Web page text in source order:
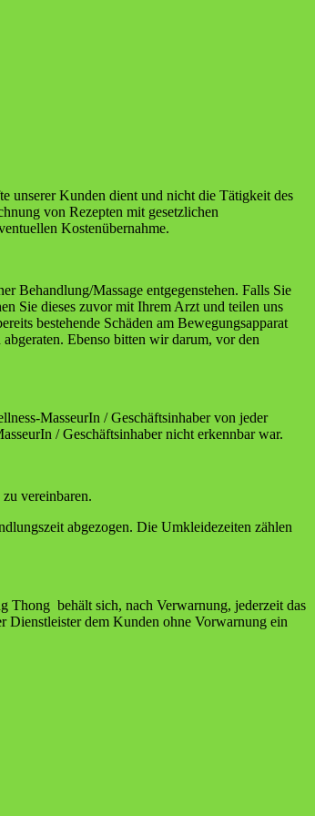
unserer Kunden dient und nicht die Tätigkeit des
von Rezepten mit gesetzlichen
Kostenübernahme.
Behandlung/Massage entgegenstehen. Falls Sie
Sie dieses zuvor mit Ihrem Arzt und teilen uns
bestehende Schäden am Bewegungsapparat
Ebenso bitten wir darum, vor den
MasseurIn / Geschäftsinhaber von jeder
/ Geschäftsinhaber nicht erkennbar war.
vereinbaren.
abgezogen. Die Umkleidezeiten zählen
Thong behält sich, nach Verwarnung, jederzeit das
Dienstleister dem Kunden ohne Vorwarnung ein